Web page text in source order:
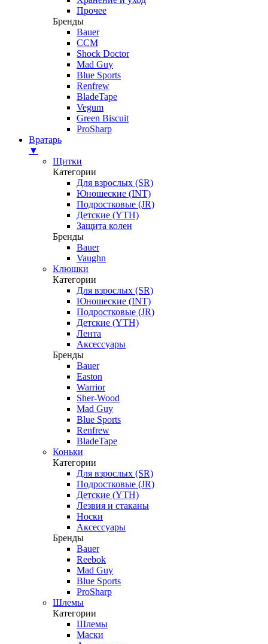
Прочее
Бренды
Bauer
CCM
Shock Doctor
Mad Guy
Blue Sports
Renfrew
BladeTape
Vegum
Green Biscuit
ProSharp
Вратарь
▼
Щитки
Категории
Для взрослых (SR)
Юношеские (INT)
Подростковые (JR)
Детские (YTH)
Защита колен
Бренды
Bauer
Vaughn
Клюшки
Категории
Для взрослых (SR)
Юношеские (INT)
Подростковые (JR)
Детские (YTH)
Лента
Аксессуары
Бренды
Bauer
Easton
Warrior
Sher-Wood
Mad Guy
Blue Sports
Renfrew
BladeTape
Коньки
Категории
Для взрослых (SR)
Подростковые (JR)
Детские (YTH)
Лезвия и стаканы
Носки
Аксессуары
Бренды
Bauer
Reebok
Mad Guy
Blue Sports
ProSharp
Шлемы
Категории
Шлемы
Маски